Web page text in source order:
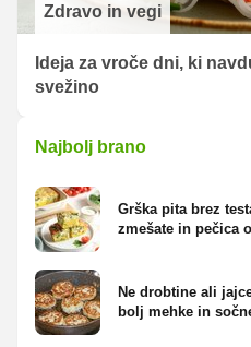
Zdravo in vegi
Ideja za vroče dni, ki
svežino
Najbolj brano
Grška pita brez
zmešate in pečica
Ne drobtine ali
bolj mehke in